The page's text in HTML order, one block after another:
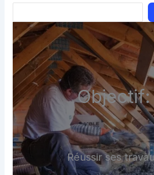
Objectif:
Réussir ses